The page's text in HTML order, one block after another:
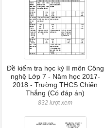
Đề kiểm tra học kỳ II môn Công
nghệ Lớp 7 - Năm học 2017-
2018 - Trường THCS Chiến
Thắng (Có đáp án)
832 lượt xem